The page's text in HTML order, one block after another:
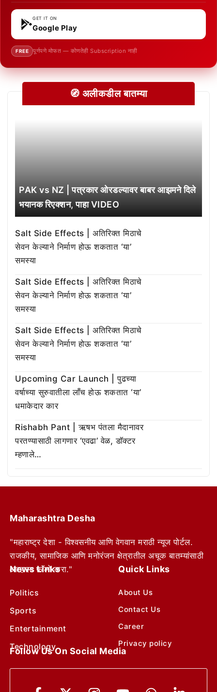
GET IT ON
Google Play
FREE पूर्णपणे मोफत — कोणतेही Subscription नाही
🧭 अलीकडील बातम्या
PAK vs NZ | पत्रकार ओरडल्यावर बाबर आझमने दिले
भयानक रिएक्शन, पाहा VIDEO
Salt Side Effects | अतिरिक्त मिठाचे
सेवन केल्याने निर्माण होऊ शकतात ‘या’
समस्या
Salt Side Effects | अतिरिक्त मिठाचे
सेवन केल्याने निर्माण होऊ शकतात ‘या’
समस्या
Salt Side Effects | अतिरिक्त मिठाचे
सेवन केल्याने निर्माण होऊ शकतात ‘या’
समस्या
Upcoming Car Launch | पुढच्या
वर्षाच्या सुरुवातीला लाँच होऊ शकतात ‘या’
धमाकेदार कार
Rishabh Pant | ऋषभ पंतला मैदानावर
परतण्यासाठी लागणार ‘एवढा’ वेळ, डॉक्टर
म्हणाले…
Maharashtra Desha
"महाराष्ट्र देशा - विश्वसनीय आणि वेगवान मराठी न्यूज पोर्टल.
राजकीय, सामाजिक आणि मनोरंजन क्षेत्रातील अचूक बातम्यांसाठी
आम्हाला फॉलो करा."
News Links
Politics
Sports
Entertainment
Technology
Quick Links
About Us
Contact Us
Career
Privacy policy
Follow Us On Social Media